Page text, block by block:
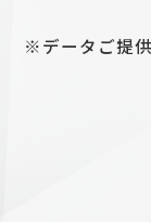
※データご提